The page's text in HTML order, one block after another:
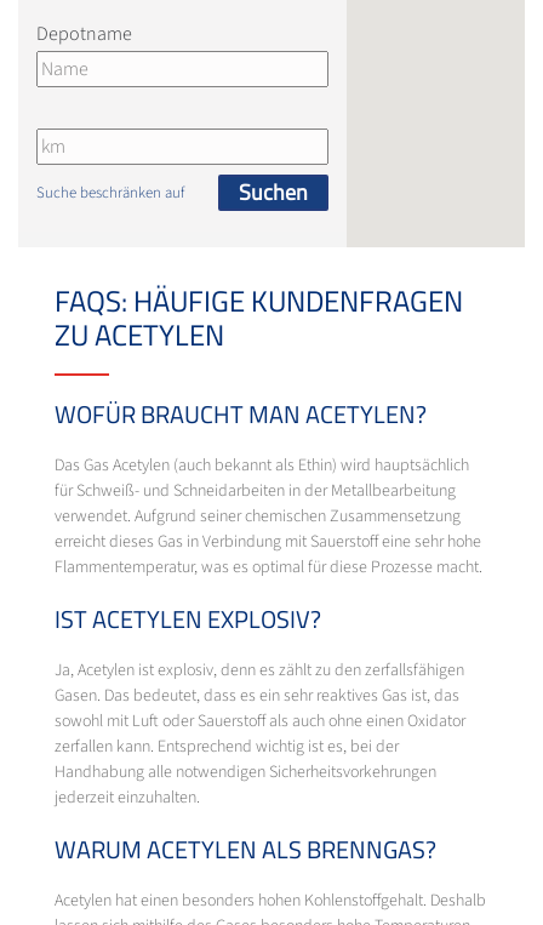
Depotname
Suche beschränken auf Suchen
FAQS: HÄUFIGE KUNDENFRAGEN
ZU ACETYLEN
WOFÜR BRAUCHT MAN ACETYLEN?
Das Gas Acetylen (auch bekannt als Ethin) wird hauptsächlich
für Schweiß- und Schneidarbeiten in der Metallbearbeitung
verwendet. Aufgrund seiner chemischen Zusammensetzung
erreicht dieses Gas in Verbindung mit Sauerstoff eine sehr hohe
Flammentemperatur, was es optimal für diese Prozesse macht.
IST ACETYLEN EXPLOSIV?
Ja, Acetylen ist explosiv, denn es zählt zu den zerfallsfähigen
Gasen. Das bedeutet, dass es ein sehr reaktives Gas ist, das
sowohl mit Luft oder Sauerstoff als auch ohne einen Oxidator
zerfallen kann. Entsprechend wichtig ist es, bei der
Handhabung alle notwendigen Sicherheitsvorkehrungen
jederzeit einzuhalten.
WARUM ACETYLEN ALS BRENNGAS?
Acetylen hat einen besonders hohen Kohlenstoffgehalt. Deshalb